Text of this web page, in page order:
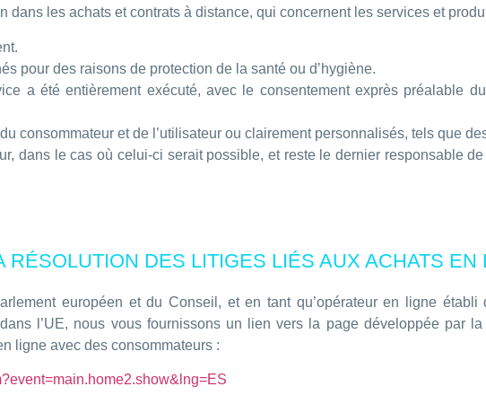
dans les achats et contrats à distance, qui concernent les services et
pour des raisons de protection de la santé ou d’hygiène.
a été entièrement exécuté, avec le consentement exprès préalable
consommateur et de l’utilisateur ou clairement personnalisés, tels que
dans le cas où celui-ci serait possible, et reste le dernier responsable de
RÉSOLUTION DES LITIGES LIÉS AUX ACHATS EN
européen et du Conseil, et en tant qu’opérateur en ligne établi
l’UE, nous vous fournissons un lien vers la page développée par
ligne avec des consommateurs :